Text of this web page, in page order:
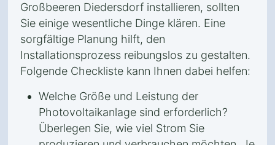
Großbeeren Diedersdorf installieren, sollten
Sie einige wesentliche Dinge klären. Eine
sorgfältige Planung hilft, den
Installationsprozess reibungslos zu gestalten.
Folgende Checkliste kann Ihnen dabei helfen:
Welche Größe und Leistung der
Photovoltaikanlage sind erforderlich?
Überlegen Sie, wie viel Strom Sie